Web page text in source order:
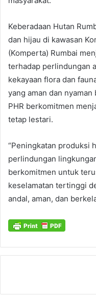
Keberadaan Hutan
dan hijau di kawasan
(Komperta) Rumbai
terhadap perlindungan
kekayaan flora dan
yang aman dan
PHR berkomitmen
tetap lestari.
“Peningkatan produksi
perlindungan
berkomitmen untuk
keselamatan tertinggi
andal, aman, dan